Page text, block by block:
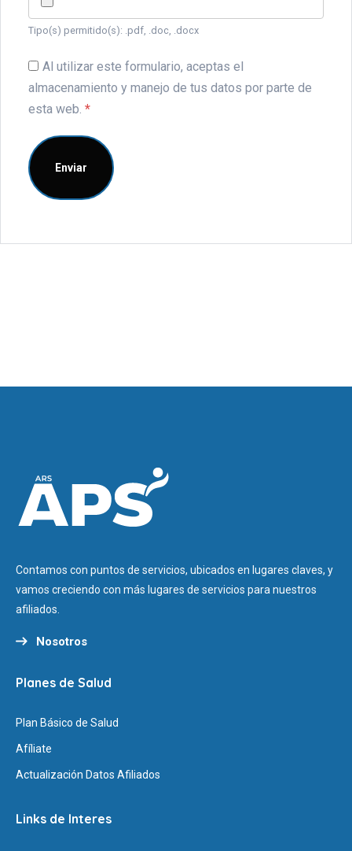
Tipo(s) permitido(s): .pdf, .doc, .docx
Al utilizar este formulario, aceptas el
almacenamiento y manejo de tus datos por parte de
esta web. *
Contamos con puntos de servicios, ubicados en lugares claves, y
vamos creciendo con más lugares de servicios para nuestros
afiliados.
Nosotros
Planes de Salud
Plan Básico de Salud
Afíliate
Actualización Datos Afiliados
Links de Interes